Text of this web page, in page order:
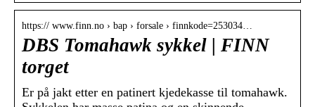
https:// www.finn.no › bap › forsale › finnkode=253034…
DBS Tomahawk sykkel | FINN
torget
Er på jakt etter en patinert kjedekasse til tomahawk.